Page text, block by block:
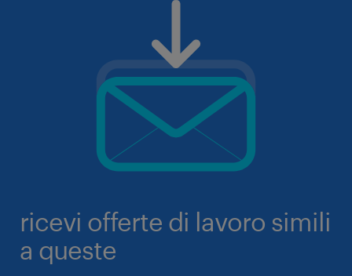
ricevi offerte di lavoro simili
a queste